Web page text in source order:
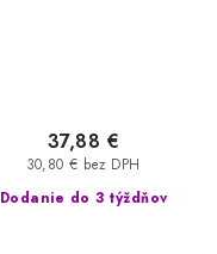
Dodanie do 3 týždňov
30,80 € bez DPH
37,88 €